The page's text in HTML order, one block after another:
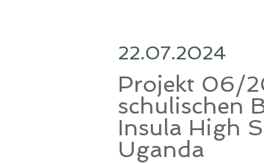
22.07.2024
Projekt 06/
schulischen
Insula High
Uganda